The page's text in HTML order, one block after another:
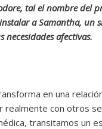
tal el nombre del
a Samantha, un
afectivas.
en una
con otros
transitamos un